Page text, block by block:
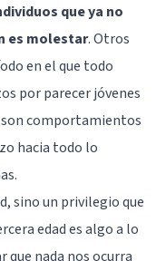
que ya no
es molestar. Otros
en el que todo
por parecer jóvenes
comportamientos
hacia todo lo
sino un privilegio que
edad es algo a lo
que nada nos ocurra